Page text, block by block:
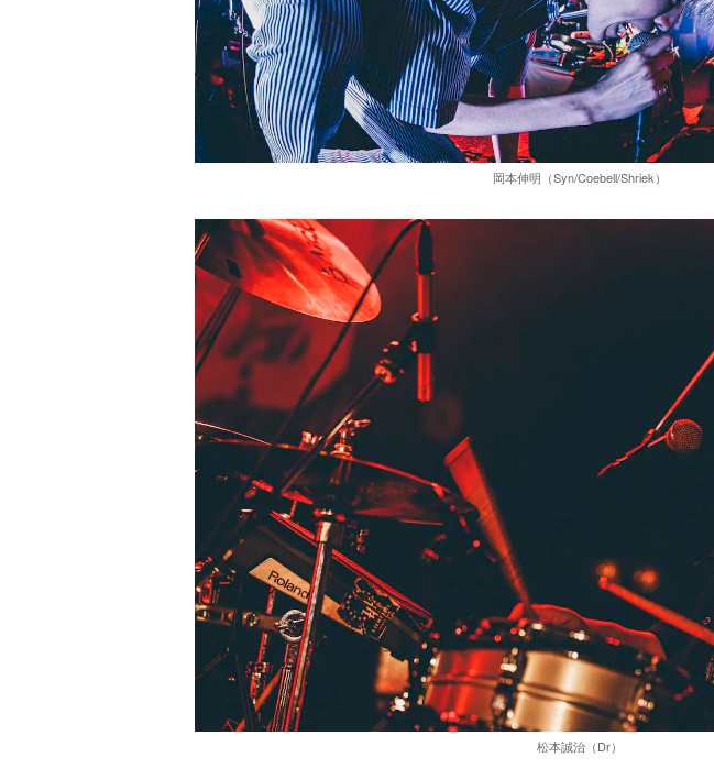
岡本伸明（Syn/Coebell/Shriek）
松本誠治（Dr）